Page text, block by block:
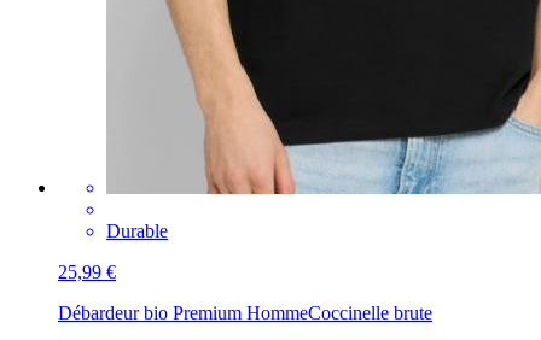
Durable
25,99 €
Débardeur bio Premium HommeCoccinelle brute